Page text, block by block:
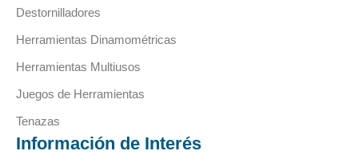
Destornilladores
Herramientas Dinamométricas
Herramientas Multiusos
Juegos de Herramientas
Tenazas
Información de Interés